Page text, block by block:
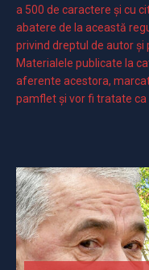
a 500 de caractere şi cu
abatere de la această
privind dreptul de autor și
Materialele publicate la
aferente acestora,
pamflet și vor fi tratate ca